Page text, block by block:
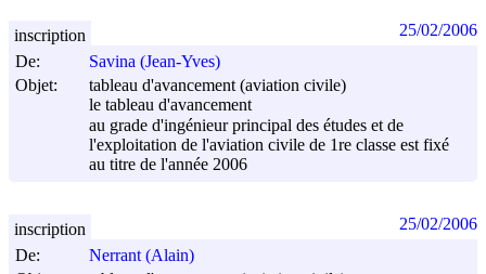
De:
Savina (Jean-Yves)
Objet:
tableau d'avancement (aviation civile)
le tableau d'avancement
au grade d'ingénieur principal des études et de
l'exploitation de l'aviation civile de 1re classe est fixé
au titre de l'année 2006
inscription 25/02/2006
De:
Nerrant (Alain)
inscription 25/02/2006